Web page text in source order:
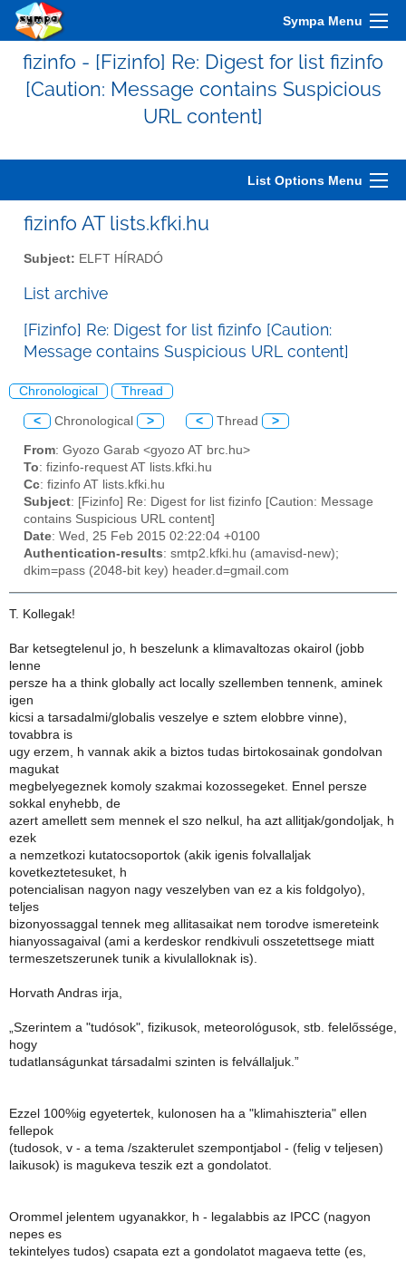
Sympa Menu
fizinfo - [Fizinfo] Re: Digest for list fizinfo
[Caution: Message contains Suspicious
URL content]
List Options Menu
fizinfo AT lists.kfki.hu
Subject: ELFT HÍRADÓ
List archive
[Fizinfo] Re: Digest for list fizinfo [Caution:
Message contains Suspicious URL content]
Chronological Thread
< Chronological > < Thread >
From: Gyozo Garab <gyozo AT brc.hu>
To: fizinfo-request AT lists.kfki.hu
Cc: fizinfo AT lists.kfki.hu
Subject: [Fizinfo] Re: Digest for list fizinfo [Caution: Message
contains Suspicious URL content]
Date: Wed, 25 Feb 2015 02:22:04 +0100
Authentication-results: smtp2.kfki.hu (amavisd-new);
dkim=pass (2048-bit key) header.d=gmail.com
T. Kollegak!
Bar ketsegtelenul jo, h beszelunk a klimavaltozas okairol (jobb
lenne
persze ha a think globally act locally szellemben tennenk, aminek
igen
kicsi a tarsadalmi/globalis veszelye e sztem elobbre vinne),
tovabbra is
ugy erzem, h vannak akik a biztos tudas birtokosainak gondolvan
magukat
megbelyegeznek komoly szakmai kozossegeket. Ennel persze
sokkal enyhebb, de
azert amellett sem mennek el szo nelkul, ha azt allitjak/gondoljak, h
ezek
a nemzetkozi kutatocsoportok (akik igenis folvallaljak
kovetkeztetesuket, h
potencialisan nagyon nagy veszelyben van ez a kis foldgolyo),
teljes
bizonyossaggal tennek meg allitasaikat nem torodve ismereteink
hianyossagaival (ami a kerdeskor rendkivuli osszetettsege miatt
termeszetszerunek tunik a kivulalloknak is).
Horvath Andras irja,
„Szerintem a "tudósok", fizikusok, meteorológusok, stb. felelőssége,
hogy
tudatlanságunkat társadalmi szinten is felvállaljuk.”
Ezzel 100%ig egyetertek, kulonosen ha a "klimahiszteria" ellen
fellepok
(tudosok, v - a tema /szakterulet szempontjabol - (felig v teljesen)
laikusok) is magukeva teszik ezt a gondolatot.
Orommel jelentem ugyanakkor, h - legalabbis az IPCC (nagyon
nepes es
tekintelyes tudos) csapata ezt a gondolatot magaeva tette (es,